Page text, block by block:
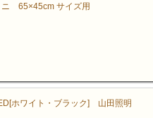
ニ 65×45cm サイズ用
ホワイト・ブラック] 山田照明